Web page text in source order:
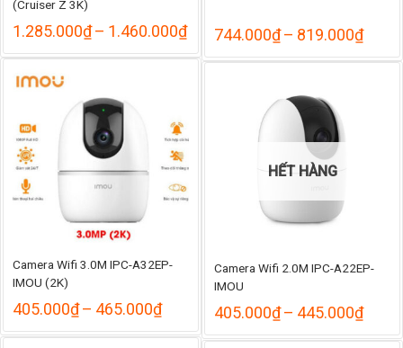
(Cruiser Z 3K)
1.285.000₫– 1.460.000₫Khoảng
từ
1.460.000₫
744.000₫– 819.000₫
từ
Camera Wifi 3.0M IPC-A32EP-
IMOU (2K)
405.000₫– 465.000₫Khoảng
từ
HẾT HÀNG
Camera Wifi 2.0M IPC-A22EP-
IMOU
405.000₫– 445.000₫
từ